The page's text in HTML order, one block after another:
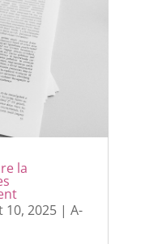
la
10, 2025| A-